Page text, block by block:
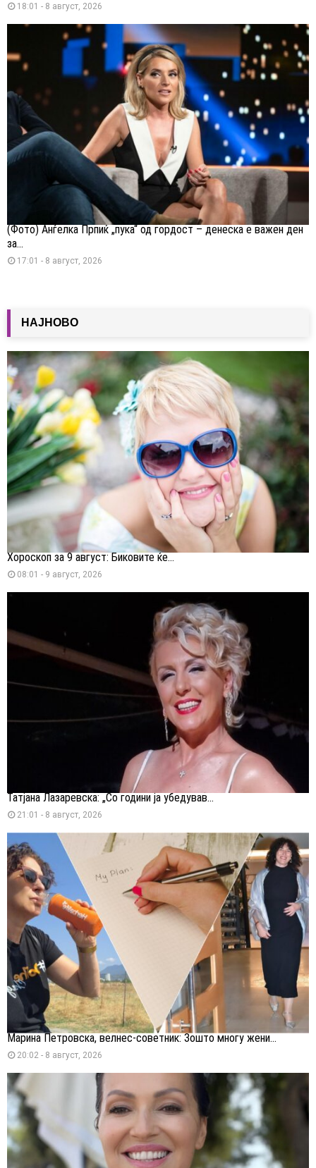
18:01 - 8 август, 2026
(Фото) Анѓелка Прпиќ „пука“ од гордост – денеска е важен ден
за...
17:01 - 8 август, 2026
НАЈНОВО
Хороскоп за 9 август: Биковите ќе...
08:01 - 9 август, 2026
Татјана Лазаревска: „Со години ја убедував...
21:01 - 8 август, 2026
Марина Петровска, велнес-советник: Зошто многу жени...
20:02 - 8 август, 2026